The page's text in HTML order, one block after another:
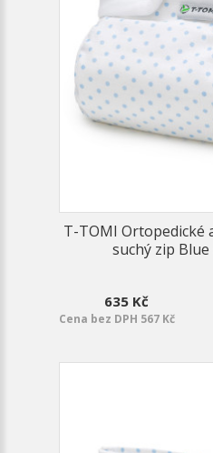
T-TOMI Ortopedické
suchý zip
635 Kč
Cena bez DPH 567 Kč